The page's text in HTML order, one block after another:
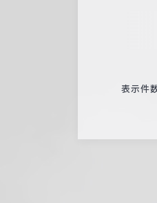
表示件